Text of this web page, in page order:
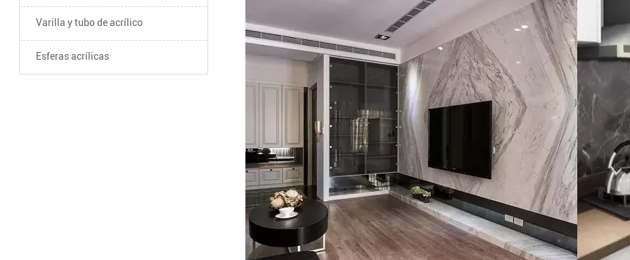
Varilla y tubo de acrílico
Esferas acrílicas